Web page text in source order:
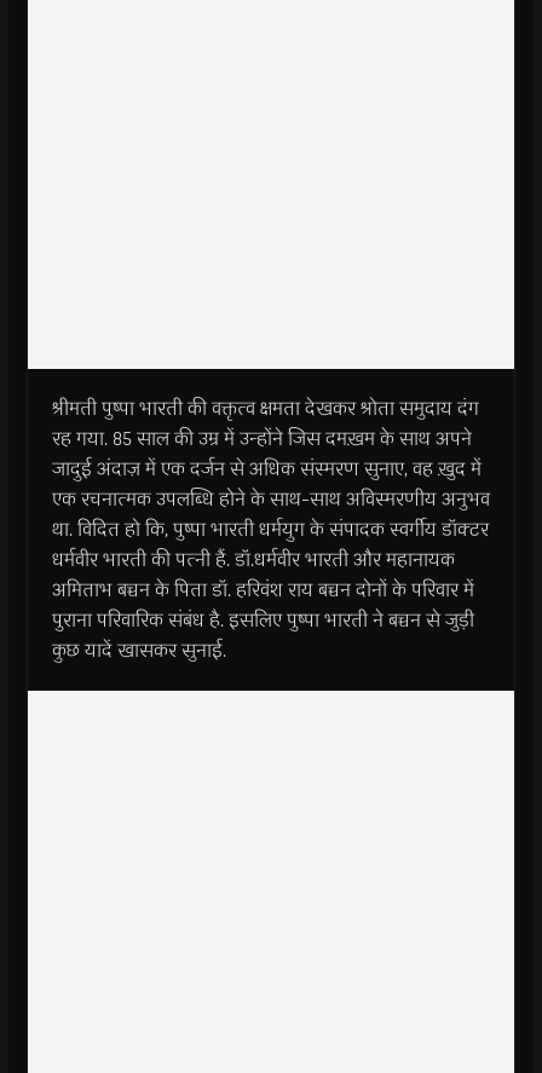
श्रीमती पुष्पा भारती की वक्तृत्व क्षमता देखकर श्रोता समुदाय दंग
रह गया. 85 साल की उम्र में उन्होंने जिस दमख़म के साथ अपने
जादुई अंदाज़ में एक दर्जन से अधिक संस्मरण सुनाए, वह ख़ुद में
एक रचनात्मक उपलब्धि होने के साथ-साथ अविस्मरणीय अनुभव
था. विदित हो कि, पुष्पा भारती धर्मयुग के संपादक स्वर्गीय डॉक्टर
धर्मवीर भारती की पत्नी हैं. डॉ.धर्मवीर भारती और महानायक
अमिताभ बच्चन के पिता डॉ. हरिवंश राय बच्चन दोनों के परिवार में
पुराना परिवारिक संबंध है. इसलिए पुष्पा भारती ने बच्चन से जुड़ी
कुछ यादें खासकर सुनाई.